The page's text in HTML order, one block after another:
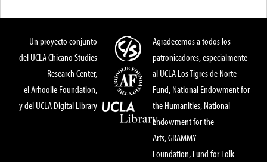
Un proyecto conjunto
del UCLA Chicano Studies
Research Center,
el Arhoolie Foundation,
y del UCLA Digital Library
Agradecemos a todos los
patronicadores, especialmente
al UCLA Los Tigres de Norte
Fund, National Endowment for
the Humanities, National
Endowment for the
Arts, GRAMMY
Foundation, Fund for Folk